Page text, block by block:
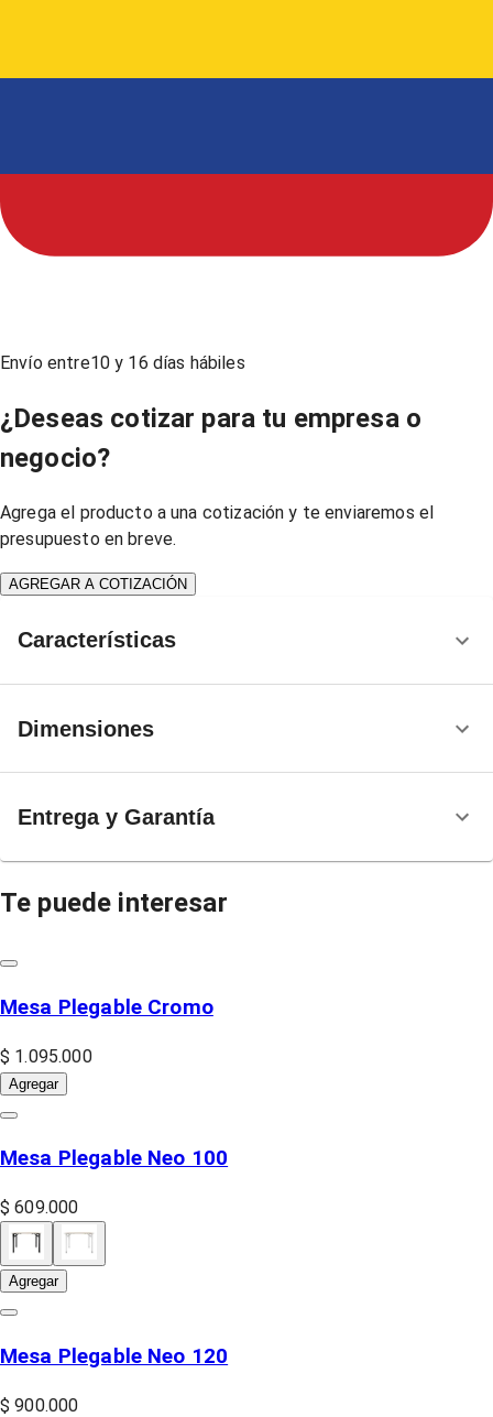
Envío entre10y 16 días hábiles
¿Deseas cotizar para tu empresa o
negocio?
Agrega el producto a una cotización y te enviaremos el
presupuesto en breve.
AGREGAR A COTIZACIÓN
Características
Dimensiones
Entrega y Garantía
Te puede interesar
Mesa Plegable Cromo
$ 1.095.000
Agregar
Mesa Plegable Neo 100
$ 609.000
Agregar
Mesa Plegable Neo 120
$ 900.000